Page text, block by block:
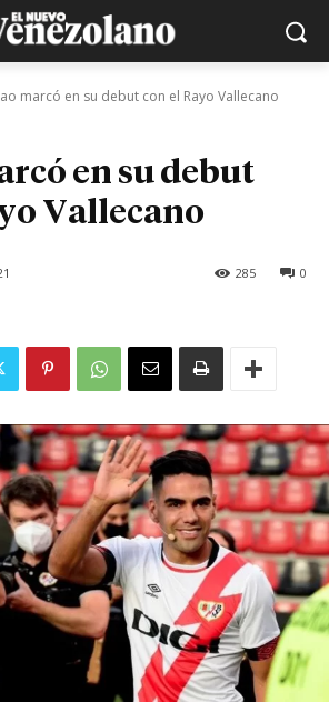
marcó en su debut con el Rayo Vallecano
en su debut
Vallecano
0
285